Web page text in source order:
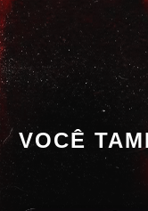
VOCÊ